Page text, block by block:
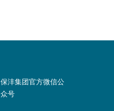
保沣集团官方微信公
众号